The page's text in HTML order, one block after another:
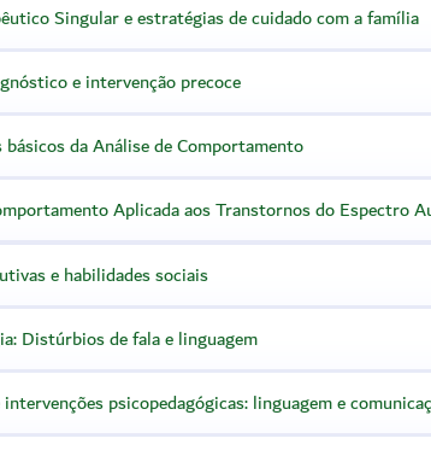
Singular e estratégias de cuidado com a família
e intervenção precoce
da Análise de Comportamento
Aplicada aos Transtornos do Espectro
e habilidades sociais
Distúrbios de fala e linguagem
psicopedagógicas: linguagem e